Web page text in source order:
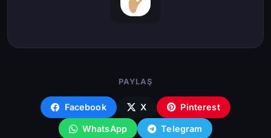
PAYLAŞ
Facebook X Pinterest
WhatsApp Telegram